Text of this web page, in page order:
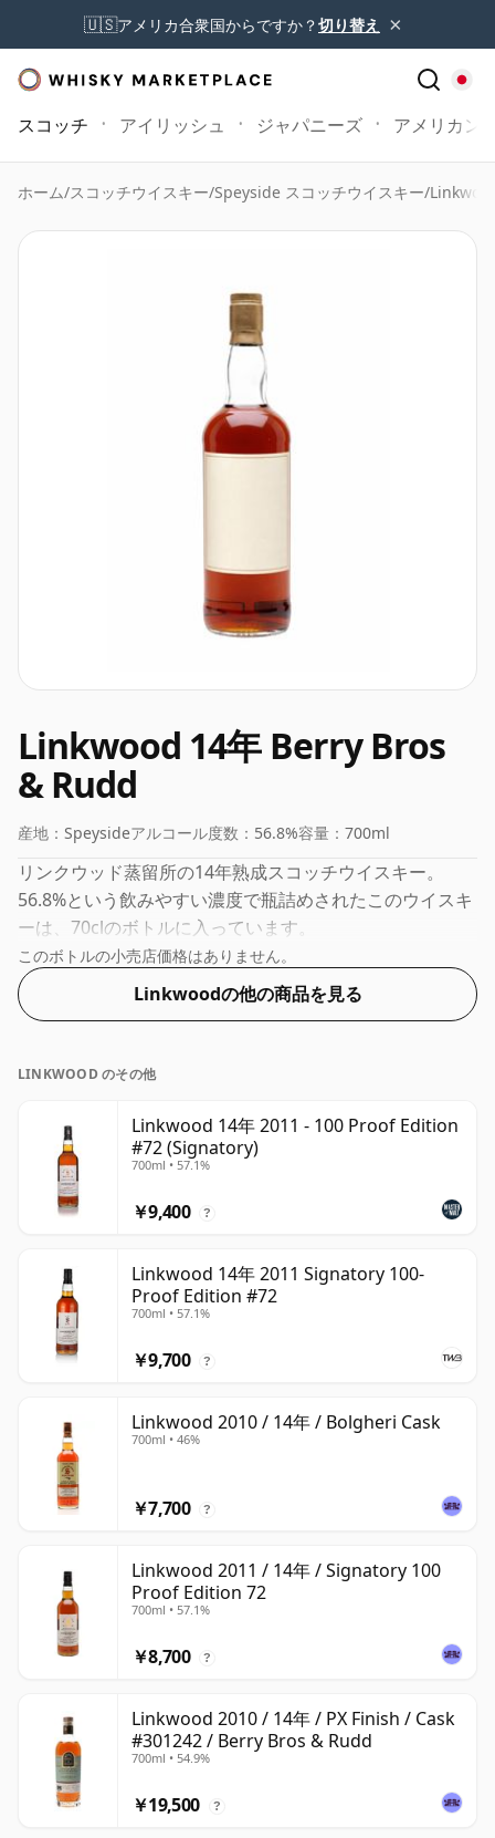
🇺🇸アメリカ合衆国からですか？切り替え ×
スコッチ アイリッシュ ジャパニーズ アメリカン
ホーム/スコッチウイスキー/Speyside スコッチウイスキー/
Linkwood 14年 Berry Bros
& Rudd
産地： Speysideアルコール度数： 56.8%容量： 700ml
リンクウッド蒸留所の14年熟成スコッチウイスキー。
56.8%という飲みやすい濃度で瓶詰めされたこのウイスキ
ーは、70clのボトルに入っています。
このボトルの小売店価格はありません。
Linkwoodの他の商品を見る
LINKWOOD のその他
Linkwood 14年 2011 - 100 Proof Edition
#72 (Signatory)
700ml • 57.1%
￥9,400 ?
Linkwood 14年 2011 Signatory 100-
Proof Edition #72
700ml • 57.1%
￥9,700 ?
Linkwood 2010 / 14年 / Bolgheri Cask
700ml • 46%
￥7,700 ?
Linkwood 2011 / 14年 / Signatory 100
Proof Edition 72
700ml • 57.1%
￥8,700 ?
Linkwood 2010 / 14年 / PX Finish / Cask
#301242 / Berry Bros & Rudd
700ml • 54.9%
￥19,500 ?